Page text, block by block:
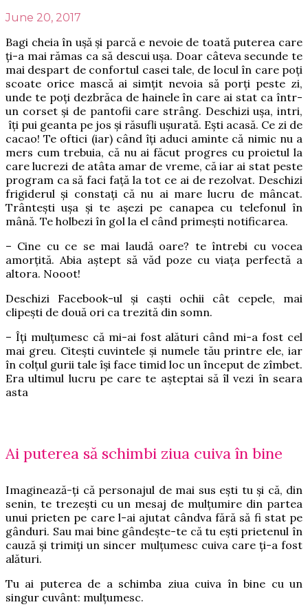
June 20, 2017
Bagi cheia în ușă și parcă e nevoie de toată puterea care
ți-a mai rămas ca să descui ușa. Doar câteva secunde te
mai despart de confortul casei tale, de locul în care poți
scoate orice mască ai simțit nevoia să porți peste zi,
unde te poți dezbrăca de hainele în care ai stat ca într-
un corset și de pantofii care strâng. Deschizi ușa, intri,
îți pui geanta pe jos și răsufli ușurată. Ești acasă. Ce zi de
cacao! Te oftici (iar) când îți aduci aminte că nimic nu a
mers cum trebuia, că nu ai făcut progres cu proietul la
care lucrezi de atâta amar de vreme, că iar ai stat peste
program ca să faci față la tot ce ai de rezolvat. Deschizi
frigiderul și constați că nu ai mare lucru de mâncat.
Trântești ușa și te așezi pe canapea cu telefonul în
mână. Te holbezi în gol la el când primești notificarea.
– Cine cu ce se mai laudă oare? te întrebi cu vocea
amorțită. Abia aștept să văd poze cu viața perfectă a
altora. Nooot!
Deschizi Facebook-ul și caști ochii cât cepele, mai
clipești de două ori ca trezită din somn.
– Îți mulțumesc că mi-ai fost alături când mi-a fost cel
mai greu. Citești cuvintele și numele tău printre ele, iar
în colțul gurii tale își face timid loc un început de zîmbet.
Era ultimul lucru pe care te așteptai să îl vezi în seara
asta
Ai puterea să schimbi ziua cuiva în bine
Imaginează-ți că personajul de mai sus ești tu și că, din
senin, te trezești cu un mesaj de mulțumire din partea
unui prieten pe care l-ai ajutat cândva fără să fi stat pe
gânduri. Sau mai bine gândește-te că tu ești prietenul în
cauză și trimiți un sincer mulțumesc cuiva care ți-a fost
alături.
Tu ai puterea de a schimba ziua cuiva în bine cu un
singur cuvânt: mulțumesc.